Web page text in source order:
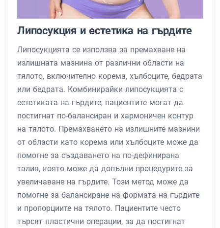
Липосукция и естетика на гърдите
Липосукцията се използва за премахване на
излишната мазнина от различни области на
тялото, включително корема, хълбоците, бедрата
или бедрата. Комбинирайки липосукцията с
естетиката на гърдите, пациентите могат да
постигнат по-балансиран и хармоничен контур
на тялото. Премахването на излишните мазнини
от области като корема или хълбоците може да
помогне за създаването на по-дефинирана
талия, която може да допълни процедурите за
увеличаване на гърдите. Този метод може да
помогне за балансиране на формата на гърдите
и пропорциите на тялото. Пациентите често
търсят пластични операции, за да постигнат